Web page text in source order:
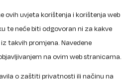
ovih uvjeta korištenja i korištenja web
te neće biti odgovoran ni za kakve
takvih promjena. Navedene
na ovim web stranicama.
o zaštiti privatnosti ili načinu na